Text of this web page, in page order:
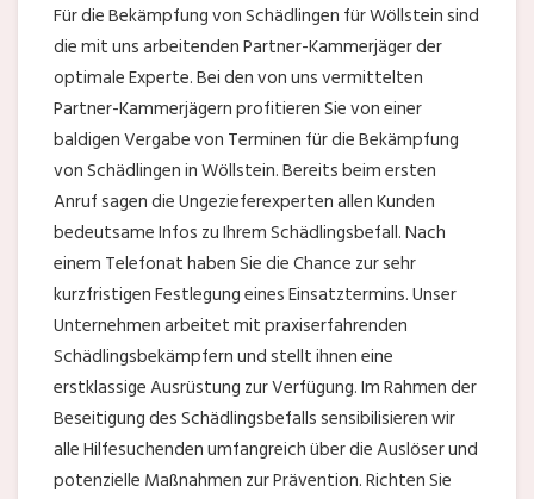
Für die Bekämpfung von Schädlingen für Wöllstein sind
die mit uns arbeitenden Partner-Kammerjäger der
optimale Experte. Bei den von uns vermittelten
Partner-Kammerjägern profitieren Sie von einer
baldigen Vergabe von Terminen für die Bekämpfung
von Schädlingen in Wöllstein. Bereits beim ersten
Anruf sagen die Ungezieferexperten allen Kunden
bedeutsame Infos zu Ihrem Schädlingsbefall. Nach
einem Telefonat haben Sie die Chance zur sehr
kurzfristigen Festlegung eines Einsatztermins. Unser
Unternehmen arbeitet mit praxiserfahrenden
Schädlingsbekämpfern und stellt ihnen eine
erstklassige Ausrüstung zur Verfügung. Im Rahmen der
Beseitigung des Schädlingsbefalls sensibilisieren wir
alle Hilfesuchenden umfangreich über die Auslöser und
potenzielle Maßnahmen zur Prävention. Richten Sie